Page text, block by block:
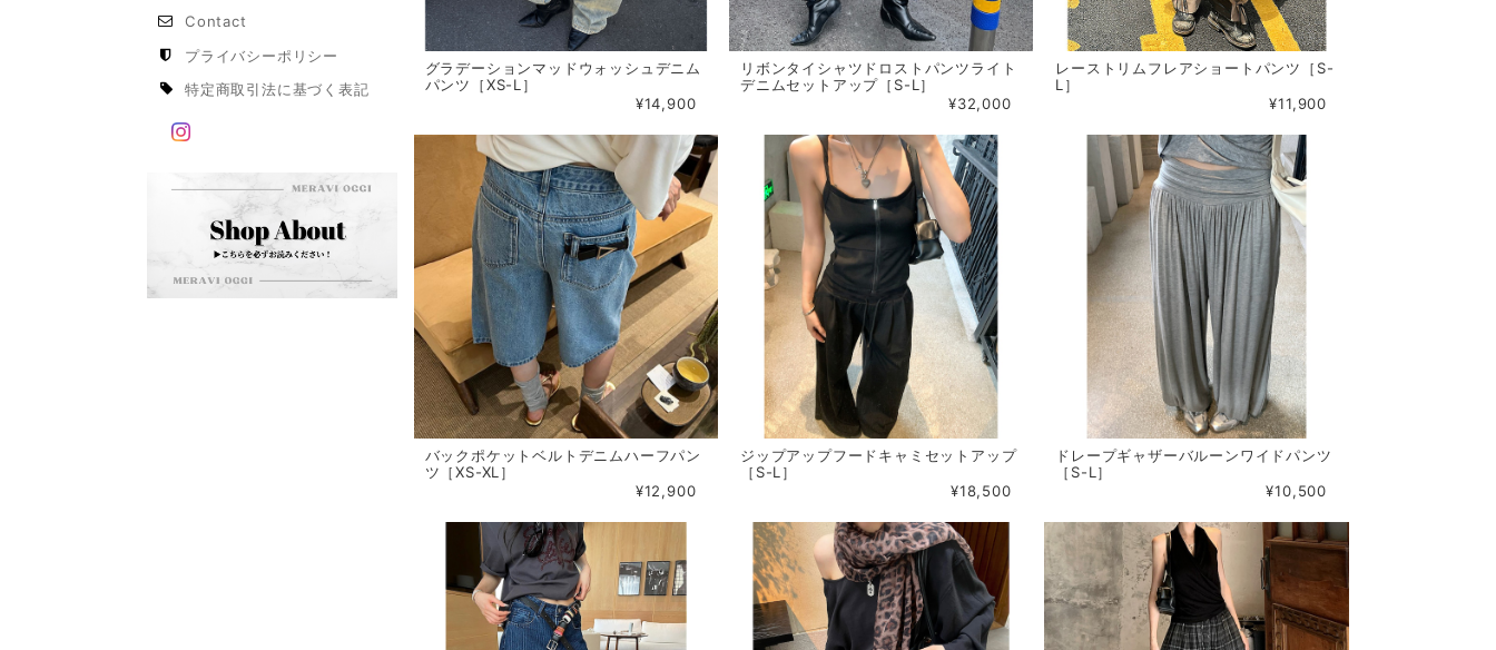
Contact
プライバシーポリシー
特定商取引法に基づく表記
グラデーションマッドウォッシュデニム
パンツ［XS-L］
¥14,900
リボンタイシャツドロストパンツライト
デニムセットアップ［S-L］
¥32,000
レーストリムフレアショートパンツ［S-
L］
¥11,900
バックポケットベルトデニムハーフパン
ツ［XS-XL］
¥12,900
ジップアップフードキャミセットアップ
［S-L］
¥18,500
ドレープギャザーバルーンワイドパンツ
［S-L］
¥10,500